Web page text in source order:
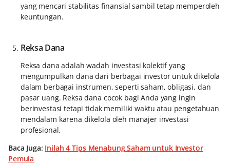
yang mencari stabilitas finansial sambil tetap memperoleh
keuntungan.
Reksa Dana
Reksa dana adalah wadah investasi kolektif yang
mengumpulkan dana dari berbagai investor untuk dikelola
dalam berbagai instrumen, seperti saham, obligasi, dan
pasar uang. Reksa dana cocok bagi Anda yang ingin
berinvestasi tetapi tidak memiliki waktu atau pengetahuan
mendalam karena dikelola oleh manajer investasi
profesional.
Baca Juga: Inilah 4 Tips Menabung Saham untuk Investor
Pemula